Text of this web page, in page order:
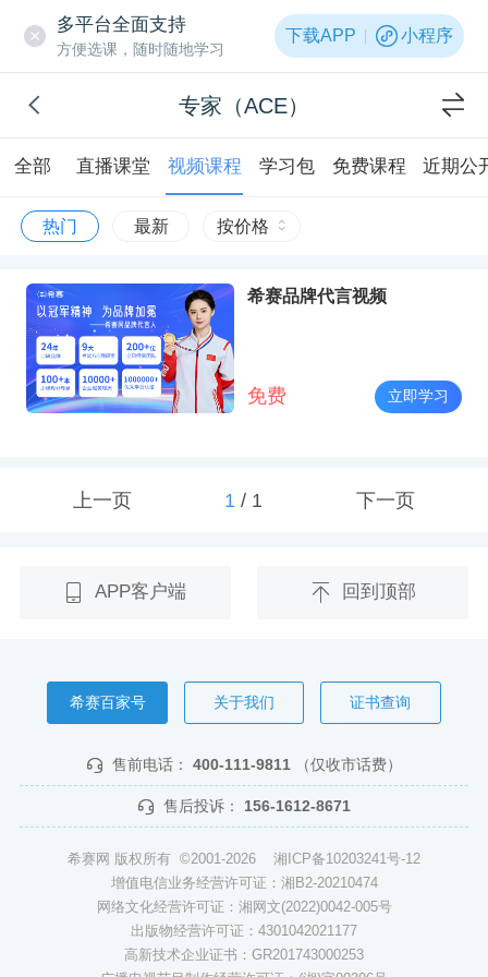
多平台全面支持
方便选课，随时随地学习
下载APP 小程序
专家（ACE）
全部 直播课堂 视频课程 学习包 免费课程 近期公
热门 最新 按价格
希赛品牌代言视频
免费 立即学习
上一页 1/ 1 下一页
APP客户端 回到顶部
希赛百家号 关于我们 证书查询
售前电话： 400-111-9811 （仅收市话费）
售后投诉： 156-1612-8671
希赛网 版权所有 ©2001-2026 湘ICP备10203241号-12
增值电信业务经营许可证：湘B2-20210474
网络文化经营许可证：湘网文(2022)0042-005号
出版物经营许可证：4301042021177
高新技术企业证书：GR201743000253